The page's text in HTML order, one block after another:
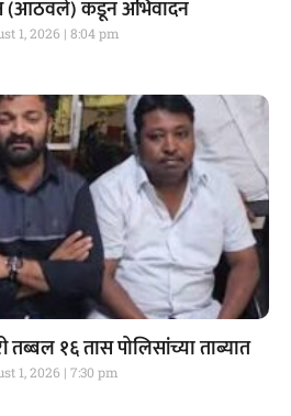
(आठवले) कडून अभिवादन
1, 2026 8:04 pm
तब्बल १६ तास पोलिसांच्या ताब्यात
1, 2026 7:30 pm